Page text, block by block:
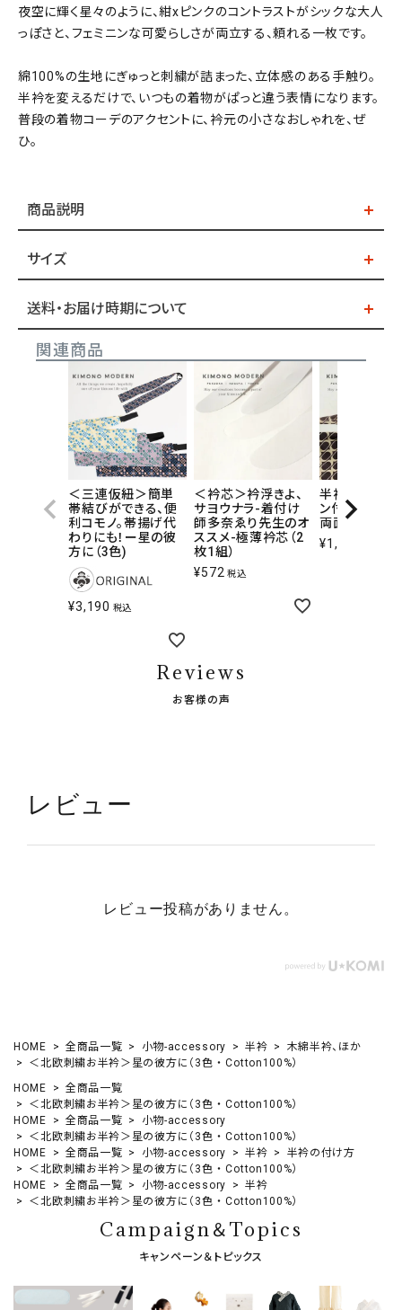
夜空に輝く星々のように、紺xピンクのコントラストがシックな大人
っぽさと、フェミニンな可愛らしさが両立する、頼れる一枚です。
綿100%の生地にぎゅっと刺繍が詰まった、立体感のある手触り。
半衿を変えるだけで、いつもの着物がぱっと違う表情になります。
普段の着物コーデのアクセントに、衿元の小さなおしゃれを、ぜ
ひ。
商品説明
サイズ
送料・お届け時期について
関連商品
＜三連仮紐＞簡単
帯結びができる、便
利コモノ。帯揚げ代
わりにも！ー星の彼
方に（3色)
¥3,190 税込
＜衿芯＞衿浮きよ、
サヨウナラ-着付け
師多奈ゑり先生のオ
ススメ-極薄衿芯（2
枚1組）
¥572 税込
半衿・付け袖
ン付け替え！-
両面テープ
¥1,100
Reviews
お客様の声
レビュー
レビュー投稿がありません。
HOME 全商品一覧 小物-accessory 半衿
木綿半衿、ほか
＜北欧刺繍お半衿＞星の彼方に（3色 ・ Cotton100%）
HOME
全商品一覧
＜北欧刺繍お半衿＞星の彼方に（3色 ・ Cotton100%）
HOME
全商品一覧
小物-accessory
＜北欧刺繍お半衿＞星の彼方に（3色 ・ Cotton100%）
HOME
全商品一覧 小物-accessory 半衿
半衿の付け方
＜北欧刺繍お半衿＞星の彼方に（3色 ・ Cotton100%）
HOME
全商品一覧 小物-accessory
半衿
＜北欧刺繍お半衿＞星の彼方に（3色 ・ Cotton100%）
Campaign＆Topics
キャンペーン＆トピックス